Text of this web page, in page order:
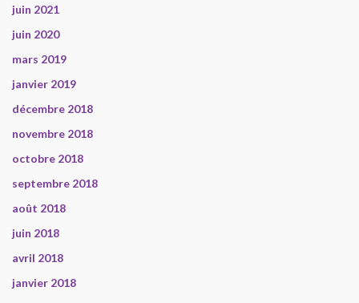
juin 2021
juin 2020
mars 2019
janvier 2019
décembre 2018
novembre 2018
octobre 2018
septembre 2018
août 2018
juin 2018
avril 2018
janvier 2018